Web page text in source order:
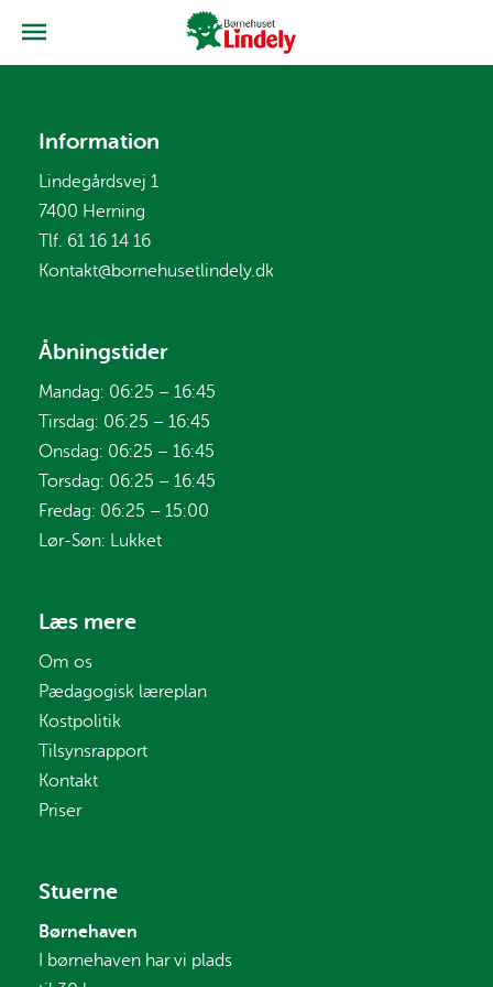
Information
Lindegårdsvej 1
7400 Herning
Tlf. 61 16 14 16
Kontakt@bornehusetlindely.dk
Åbningstider
Mandag: 06:25 – 16:45
Tirsdag: 06:25 – 16:45
Onsdag: 06:25 – 16:45
Torsdag: 06:25 – 16:45
Fredag: 06:25 – 15:00
Lør-Søn: Lukket
Læs mere
Om os
Pædagogisk læreplan
Kostpolitik
Tilsynsrapport
Kontakt
Priser
Stuerne
Børnehaven
I børnehaven har vi plads